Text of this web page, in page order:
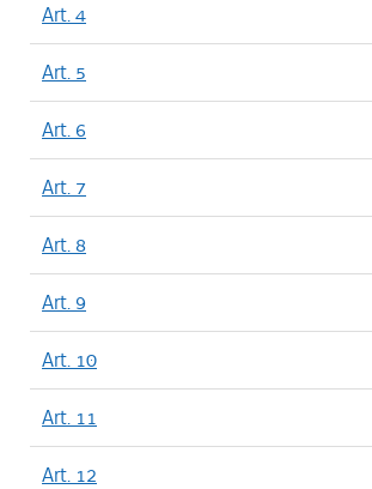
Art. 4
Art. 5
Art. 6
Art. 7
Art. 8
Art. 9
Art. 10
Art. 11
Art. 12